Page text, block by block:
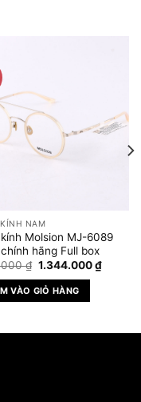
NAM
Molsion MJ-6089
hãng Full box
₫ Giá
là:
1.680.000 ₫.
1.344.000₫Giá
hiện
VÀO GIỎ HÀNG